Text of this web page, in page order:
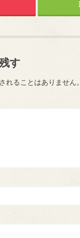
す
れることはありません。